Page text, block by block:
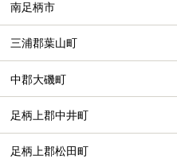
南足柄市
三浦郡葉山町
中郡大磯町
足柄上郡中井町
足柄上郡松田町